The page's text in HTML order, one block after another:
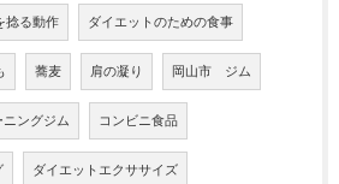
捻る動作 ダイエットのための食事
蕎麦 肩の凝り 岡山市 ジム
ングジム コンビニ食品
ダイエットエクササイズ